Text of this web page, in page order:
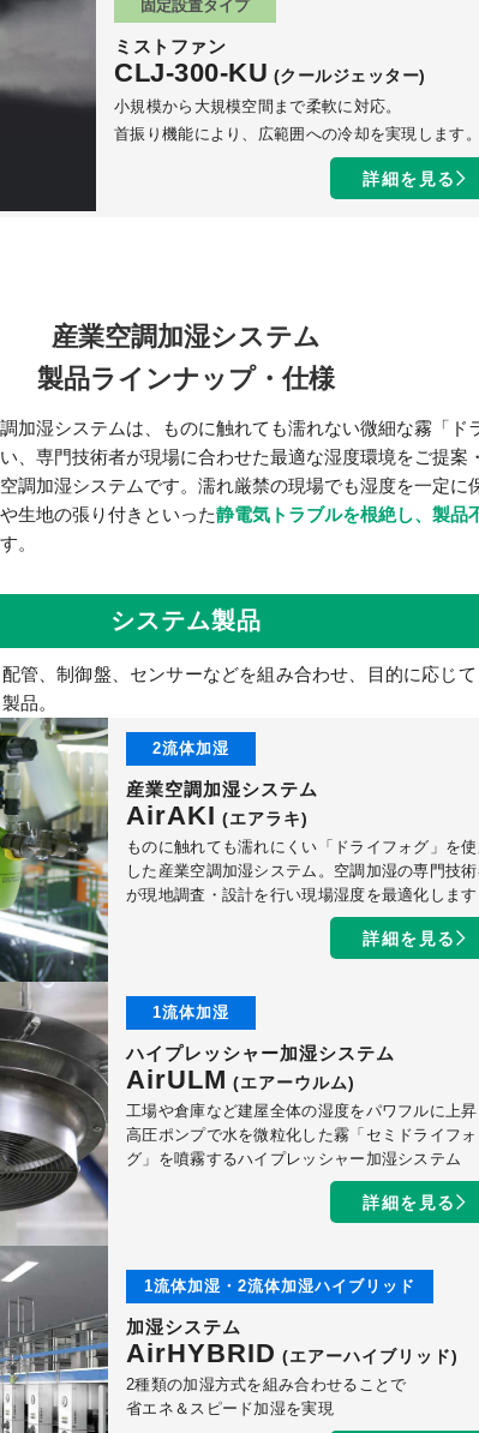
固定設置タイプ
ミストファン
CLJ-300-KU (クールジェッター)
小規模から大規模空間まで柔軟に対応。
首振り機能により、広範囲への冷却を実現します
詳細を見る
産業空調加湿システム
製品ラインナップ・仕様
加湿システムは、ものに触れても濡れない微細な霧「ド
、専門技術者が現場に合わせた最適な湿度環境をご提案
調加湿システムです。濡れ厳禁の現場でも湿度を一定に
生地の張り付きといった静電気トラブルを根絶し、製品
。
システム製品
管、制御盤、センサーなどを組み合わせ、目的に応じて
品。
2流体加湿
産業空調加湿システム
AirAKI (エアラキ)
ものに触れても濡れにくい「ドライフォグ」を
した産業空調加湿システム。空調加湿の専門技
が現地調査・設計を行い現場湿度を最適化しま
詳細を見る
1流体加湿
ハイプレッシャー加湿システム
AirULM (エアーウルム)
工場や倉庫など建屋全体の湿度をパワフルに上昇
高圧ポンプで水を微粒化した霧「セミドライフォ
グ」を噴霧するハイプレッシャー加湿システム
詳細を見る
1流体加湿・2流体加湿ハイブリッド
加湿システム
AirHYBRID (エアーハイブリッド)
2種類の加湿方式を組み合わせることで
省エネ＆スピード加湿を実現